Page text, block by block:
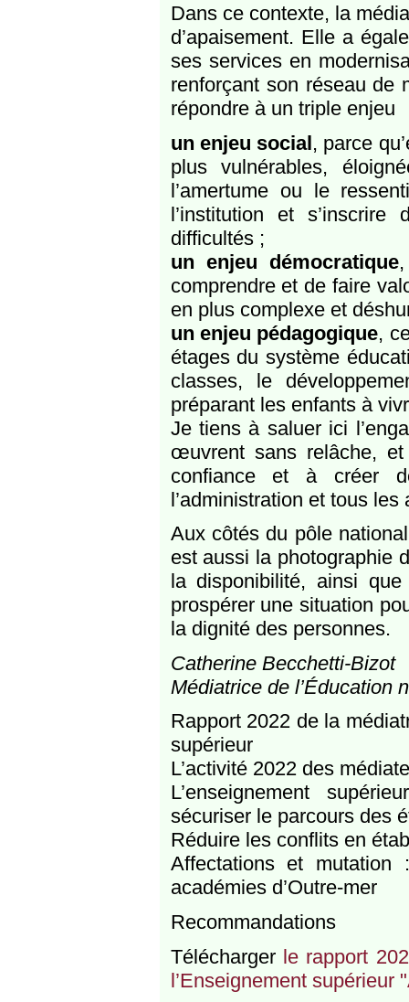
Dans ce contexte, la
d’apaisement. Elle a
ses services en
renforçant son réseau de
répondre à un triple enjeu
un enjeu social, parce
plus vulnérables,
l’amertume ou le
l’institution et
difficultés ;
un enjeu démocratique,
comprendre et de faire
en plus complexe et
un enjeu pédagogique,
étages du système
classes, le
préparant les enfants à
Je tiens à saluer ici
œuvrent sans relâche,
confiance et à créer
l’administration et tous
Aux côtés du pôle
est aussi la photographie
la disponibilité, ainsi
prospérer une situation
la dignité des personnes.
Catherine Becchetti-Bizot
Médiatrice de l’Éducation
Rapport 2022 de la
supérieur
L’activité 2022 des
L’enseignement
sécuriser le parcours des
Réduire les conflits en
Affectations et
académies d’Outre-mer
Recommandations
Télécharger le rapport
l’Enseignement supérieur